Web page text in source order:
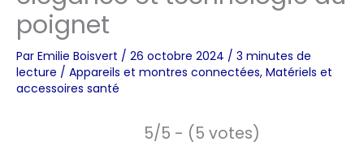
poignet
Par Emilie Boisvert / 26 octobre 2024 / 3 minutes de
lecture / Appareils et montres connectées, Matériels et
accessoires santé
5/5 - (5 votes)